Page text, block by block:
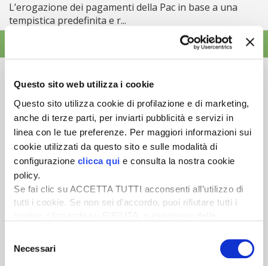
Questo sito web utilizza i cookie
Questo sito utilizza cookie di profilazione e di marketing,
anche di terze parti, per inviarti pubblicità e servizi in
linea con le tue preferenze. Per maggiori informazioni sui
cookie utilizzati da questo sito e sulle modalità di
configurazione clicca qui e consulta la nostra cookie
policy.
Se fai clic su ACCETTA TUTTI acconsenti all’utilizzo di
tutti i cookie. Se non sei d’accordo, puoi rifiutare tutti i
desideri accettare e cliccando ACCETTA SELEZIONATI.
delNecessari
L’erogazione dei pagamenti della Pac in base a una
tempistica predefinita e r...
Newsletter
Scopri un servizio d'informazione di alta qualità. Tagliato sulle tue
esigenze.